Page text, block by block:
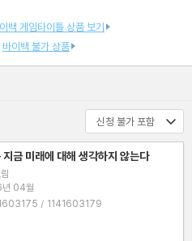
백 게임타이틀 상품 보기
바이백 불가 상품
지금 미래에 대해 생각하지 않는다
04월
ISBN : 9791141603175 / 1141603179